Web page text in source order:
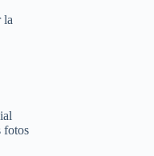
la
fotos